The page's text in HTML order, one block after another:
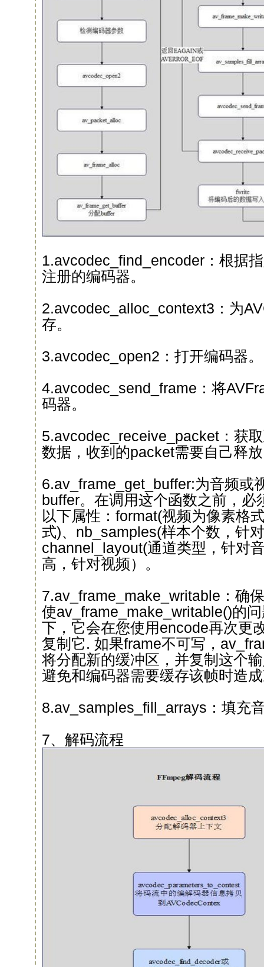
1.avcodec_find_encoder：根据
注册的编码器。
2.avcodec_alloc_context3：为
存。
3.avcodec_open2：打开编码器。
4.avcodec_send_frame：将
码器。
5.avcodec_receive_packet：获
数据，收到的packet需要⾃⼰释
6.av_frame_get_buffer:为⾳频或
buffer。在调⽤这个函数之前，必
以下属性：format(视频为像素格
式)、nb_samples(样本个数，针
channel_layout(通道类型，针对
⾼，针对视频）。
7.av_frame_make_writable：确
使av_frame_make_writable()的
下，它会在您使⽤encode再次更
复制它. 如果frame不可写，
将分配新的缓冲区，并复制这个
避免和编码器需要缓存该帧时造
8.av_samples_fill_arrays：填充
7、解码流程